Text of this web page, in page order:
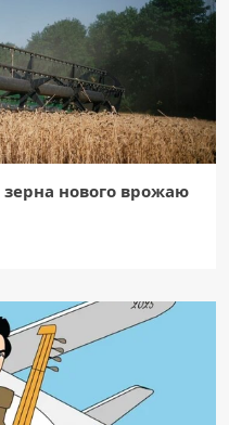
нового врожаю